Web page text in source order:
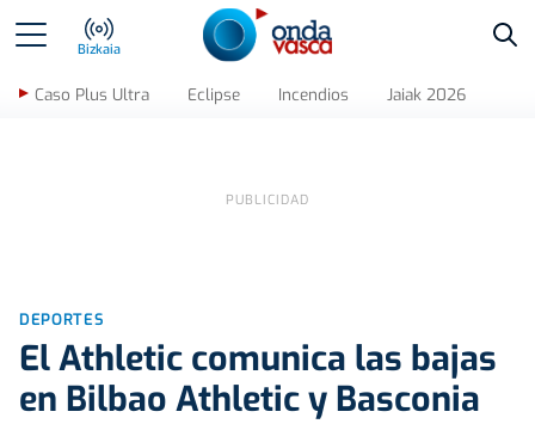
Bizkaia
Caso Plus Ultra Eclipse Incendios Jaiak 2026
DEPORTES
El Athletic comunica las bajas
en Bilbao Athletic y Basconia